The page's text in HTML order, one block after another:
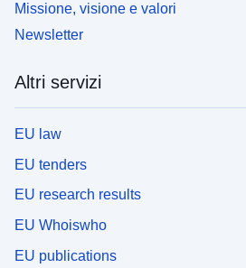
Missione, visione e valori
Newsletter
Altri servizi
EU law
EU tenders
EU research results
EU Whoiswho
EU publications